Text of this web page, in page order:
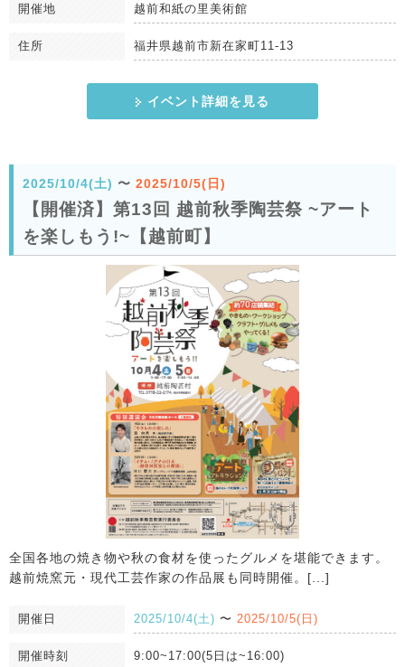
開催地 越前和紙の里美術館
住所 福井県越前市新在家町11-13
イベント詳細を見る
2025/10/4(土) 〜 2025/10/5(日)
【開催済】第13回 越前秋季陶芸祭 ~アート
を楽しもう!~【越前町】
全国各地の焼き物や秋の食材を使ったグルメを堪能できます。
越前焼窯元・現代工芸作家の作品展も同時開催。[...]
開催日 2025/10/4(土) 〜 2025/10/5(日)
開催時刻 9:00~17:00(5日は~16:00)